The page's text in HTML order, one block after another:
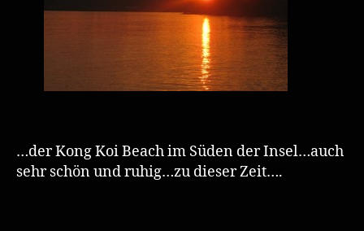
…der Kong Koi Beach im Süden der Insel…auch
sehr schön und ruhig…zu dieser Zeit….